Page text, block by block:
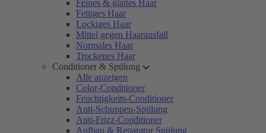
Feines & glattes Haar
Fettiges Haar
Lockiges Haar
Mittel gegen Haarausfall
Normales Haar
Trockenes Haar
Conditioner & Spülung
Alle anzeigen
Color-Conditioner
Feuchtigkeits-Conditioner
Anti-Schuppen-Spülung
Anti-Frizz-Conditioner
Aufbau & Reparatur Spülung